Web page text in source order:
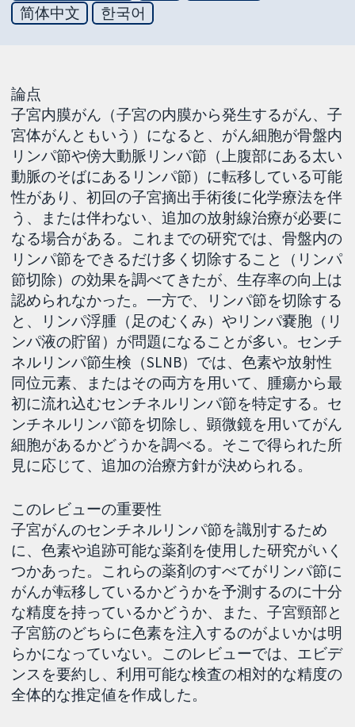
简体中文
한국어
論点
子宮内膜がん（子宮の内膜から発生するがん、子
宮体がんともいう）になると、がん細胞が骨盤内
リンパ節や傍大動脈リンパ節（上腹部にある太い
動脈のそばにあるリンパ節）に転移している可能
性があり、初回の子宮摘出手術後に化学療法を伴
う、または伴わない、追加の放射線治療が必要に
なる場合がある。これまでの研究では、骨盤内の
リンパ節をできるだけ多く切除すること（リンパ
節切除）の効果を調べてきたが、生存率の向上は
認められなかった。一方で、リンパ節を切除する
と、リンパ浮腫（足のむくみ）やリンパ嚢胞（リ
ンパ液の貯留）が問題になることが多い。センチ
ネルリンパ節生検（SLNB）では、色素や放射性
同位元素、またはその両方を用いて、腫瘍から最
初に流れ込むセンチネルリンパ節を特定する。セ
ンチネルリンパ節を切除し、顕微鏡を用いてがん
細胞があるかどうかを調べる。そこで得られた所
見に応じて、追加の治療方針が決められる。
このレビューの重要性
子宮がんのセンチネルリンパ節を識別するため
に、色素や追跡可能な薬剤を使用した研究がいく
つかあった。これらの薬剤のすべてがリンパ節に
がんが転移しているかどうかを予測するのに十分
な精度を持っているかどうか、また、子宮頸部と
子宮筋のどちらに色素を注入するのがよいかは明
らかになっていない。このレビューでは、エビデ
ンスを要約し、利用可能な検査の相対的な精度の
全体的な推定値を作成した。